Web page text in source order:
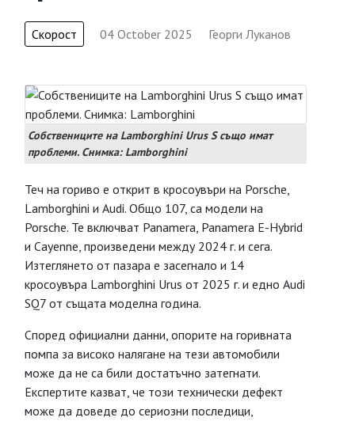
Скорост 04 October 2025 Георги Луканов
Собствениците на Lamborghini Urus S също имат
проблеми. Снимка: Lamborghini
Теч на гориво е открит в кросоувъри на Porsche,
Lamborghini и Audi. Общо 107, са модели на
Porsche. Те включват Panamera, Panamera E-Hybrid
и Cayenne, произведени между 2024 г. и сега.
Изтеглянето от пазара е засегнало и 14
кросоувъра Lamborghini Urus от 2025 г. и едно Audi
SQ7 от същата моделна година.
Според официални данни, опорите на горивната
помпа за високо налягане на тези автомобили
може да не са били достатъчно затегнати.
Експертите казват, че този технически дефект
може да доведе до сериозни последици,